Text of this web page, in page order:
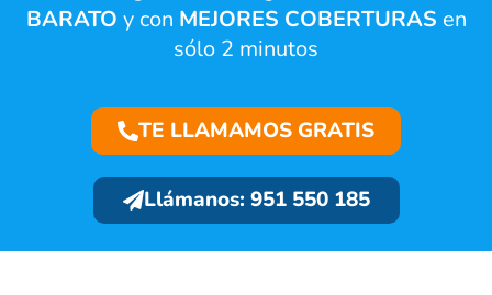
BARATO y con MEJORES COBERTURAS en
sólo 2 minutos
TE LLAMAMOS GRATIS
Llámanos: 951 550 185